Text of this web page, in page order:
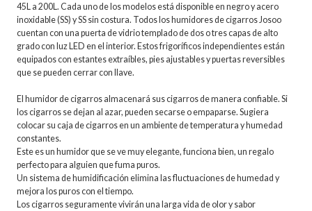
45L a 200L. Cada uno de los modelos está disponible en negro y acero
inoxidable (SS) y SS sin costura. Todos los humidores de cigarros Josoo
cuentan con una puerta de vidrio templado de dos o tres capas de alto
grado con luz LED en el interior. Estos frigoríficos independientes están
equipados con estantes extraíbles, pies ajustables y puertas reversibles
que se pueden cerrar con llave.
El humidor de cigarros almacenará sus cigarros de manera confiable. Si
los cigarros se dejan al azar, pueden secarse o empaparse. Sugiera
colocar su caja de cigarros en un ambiente de temperatura y humedad
constantes.
Este es un humidor que se ve muy elegante, funciona bien, un regalo
perfecto para alguien que fuma puros.
Un sistema de humidificación elimina las fluctuaciones de humedad y
mejora los puros con el tiempo.
Los cigarros seguramente vivirán una larga vida de olor y sabor